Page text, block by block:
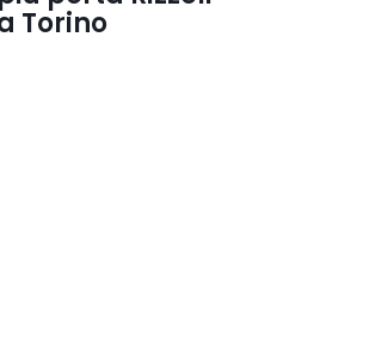
Torino